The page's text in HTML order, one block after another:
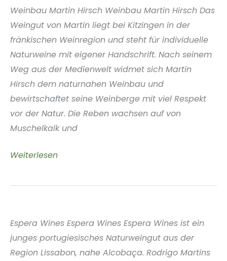
Weinbau Martin Hirsch Weinbau Martin Hirsch Das
Weingut von Martin liegt bei Kitzingen in der
fränkischen Weinregion und steht für individuelle
Naturweine mit eigener Handschrift. Nach seinem
Weg aus der Medienwelt widmet sich Martin
Hirsch dem naturnahen Weinbau und
bewirtschaftet seine Weinberge mit viel Respekt
vor der Natur. Die Reben wachsen auf von
Muschelkalk und
Weinbau
Hirsch
Weiterlesen
Espera Wines Espera Wines Espera Wines ist ein
junges portugiesisches Naturweingut aus der
Region Lissabon, nahe Alcobaça. Rodrigo Martins